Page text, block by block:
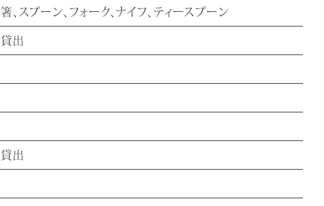
箸、スプーン、フォーク、ナイフ、ティースプーン
貸出
貸出